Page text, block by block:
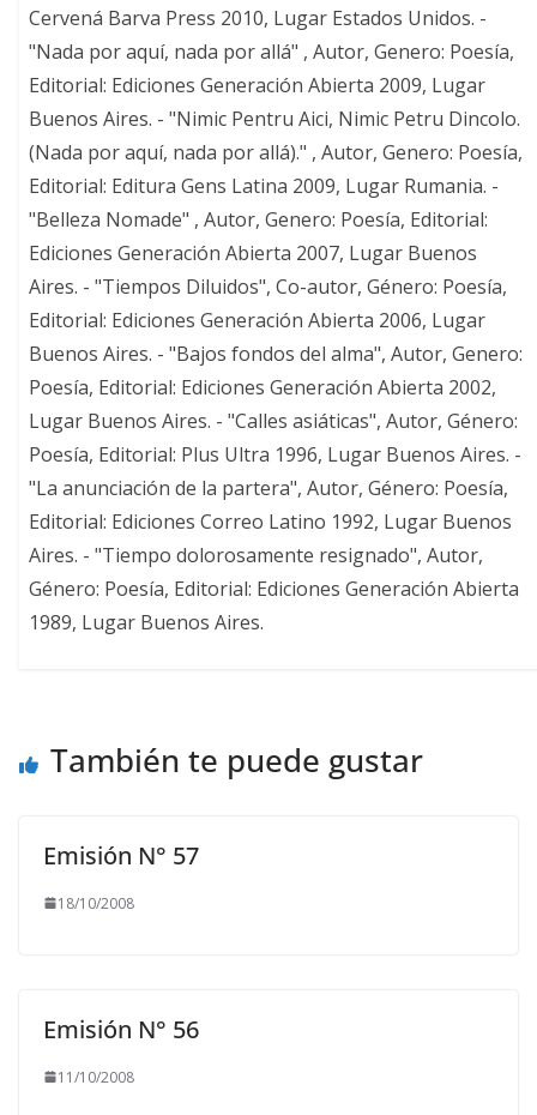
Cervená Barva Press 2010, Lugar Estados Unidos. -
"Nada por aquí, nada por allá" , Autor, Genero: Poesía,
Editorial: Ediciones Generación Abierta 2009, Lugar
Buenos Aires. - "Nimic Pentru Aici, Nimic Petru Dincolo.
(Nada por aquí, nada por allá)." , Autor, Genero: Poesía,
Editorial: Editura Gens Latina 2009, Lugar Rumania. -
"Belleza Nomade" , Autor, Genero: Poesía, Editorial:
Ediciones Generación Abierta 2007, Lugar Buenos
Aires. - "Tiempos Diluidos", Co-autor, Género: Poesía,
Editorial: Ediciones Generación Abierta 2006, Lugar
Buenos Aires. - "Bajos fondos del alma", Autor, Genero:
Poesía, Editorial: Ediciones Generación Abierta 2002,
Lugar Buenos Aires. - "Calles asiáticas", Autor, Género:
Poesía, Editorial: Plus Ultra 1996, Lugar Buenos Aires. -
"La anunciación de la partera", Autor, Género: Poesía,
Editorial: Ediciones Correo Latino 1992, Lugar Buenos
Aires. - "Tiempo dolorosamente resignado", Autor,
Género: Poesía, Editorial: Ediciones Generación Abierta
1989, Lugar Buenos Aires.
También te puede gustar
Emisión N° 57
18/10/2008
Emisión N° 56
11/10/2008